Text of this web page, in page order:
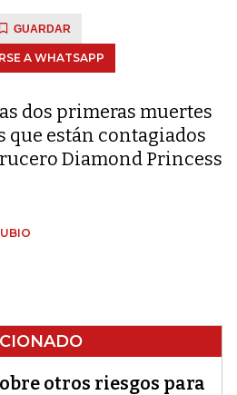
GUARDAR
A WHATSAPP
dos primeras muertes
que están contagiados
Diamond Princess
otros riesgos para